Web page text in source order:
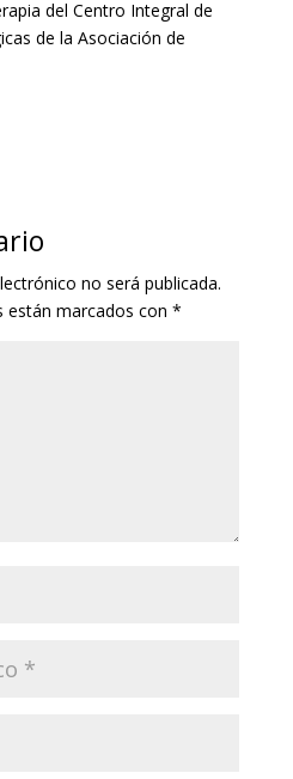
del Centro Integral de
de la Asociación de
no será publicada.
están marcados con *